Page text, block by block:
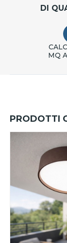
DI
MQ
PRODOTTI